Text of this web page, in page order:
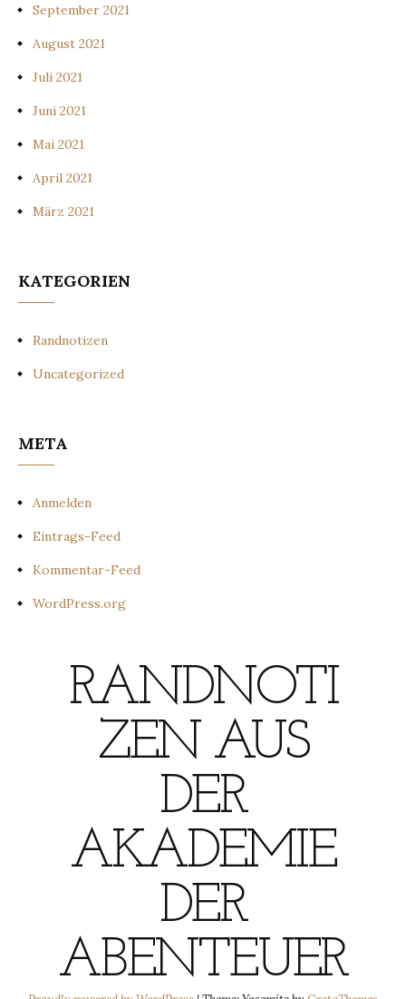
September 2021
August 2021
Juli 2021
Juni 2021
Mai 2021
April 2021
März 2021
KATEGORIEN
Randnotizen
Uncategorized
META
Anmelden
Eintrags-Feed
Kommentar-Feed
WordPress.org
RANDNOTI
ZEN AUS
DER
AKADEMIE
DER
ABENTEUER